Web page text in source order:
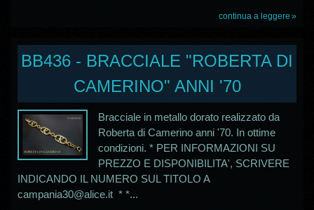
continua a leggere
BB436 - BRACCIALE "ROBERTA DI
CAMERINO" ANNI '70
Bracciale in metallo dorato realizzato da
Roberta di Camerino anni '70. In ottime
condizioni. * PER INFORMAZIONI SU
PREZZO E DISPONIBILITA', SCRIVERE
INDICANDO IL NUMERO SUL TITOLO A
campania30@alice.it * *...